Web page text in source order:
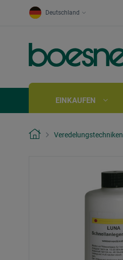
Deutschland
EINKAUFEN
Veredelungstechniken